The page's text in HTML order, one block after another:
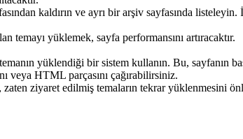
kaldırın ve ayrı bir arşiv sayfasında
temayı yüklemek, sayfa performansını artıracaktır.
yüklendiği bir sistem kullanın. Bu, sayfanın
veya HTML parçasını çağırabilirsiniz.
ziyaret edilmiş temaların tekrar yüklenmesini